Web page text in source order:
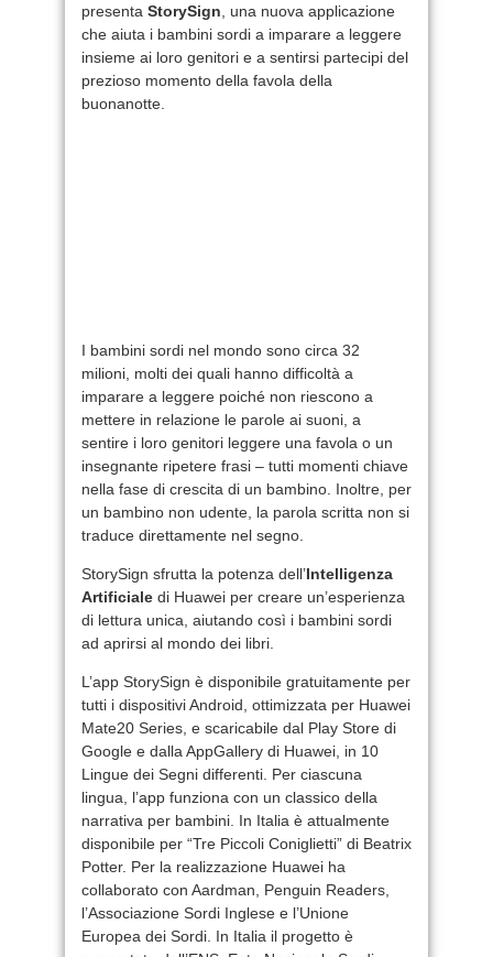
presenta StorySign , una nuova applicazione
che aiuta i bambini sordi a imparare a leggere
insieme ai loro genitori e a sentirsi partecipi del
prezioso momento della favola della
buonanotte.
I bambini sordi nel mondo sono circa 32
milioni, molti dei quali hanno difficoltà a
imparare a leggere poiché non riescono a
mettere in relazione le parole ai suoni, a
sentire i loro genitori leggere una favola o un
insegnante ripetere frasi – tutti momenti chiave
nella fase di crescita di un bambino. Inoltre, per
un bambino non udente, la parola scritta non si
traduce direttamente nel segno.
StorySign sfrutta la potenza dell’Intelligenza
Artificiale di Huawei per creare un’esperienza
di lettura unica, aiutando così i bambini sordi
ad aprirsi al mondo dei libri.
L’app StorySign è disponibile gratuitamente per
tutti i dispositivi Android, ottimizzata per Huawei
Mate20 Series, e scaricabile dal Play Store di
Google e dalla AppGallery di Huawei, in 10
Lingue dei Segni differenti. Per ciascuna
lingua, l’app funziona con un classico della
narrativa per bambini. In Italia è attualmente
disponibile per “Tre Piccoli Coniglietti” di Beatrix
Potter. Per la realizzazione Huawei ha
collaborato con Aardman, Penguin Readers,
l’Associazione Sordi Inglese e l’Unione
Europea dei Sordi. In Italia il progetto è